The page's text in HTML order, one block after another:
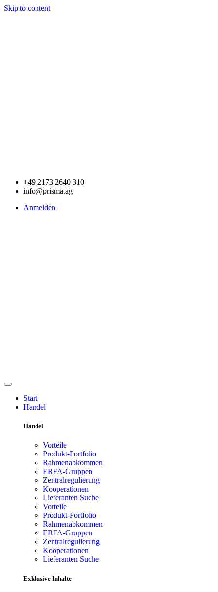
Skip to content
+49 2173 2640 310
info@prisma.ag
Anmelden
Start
Handel
Handel
Vorteile
Produkt-Portfolio
Rahmenabkommen
ERFA-Gruppen
Zentralregulierung
Kooperationen
Lieferanten Suche
Vorteile
Produkt-Portfolio
Rahmenabkommen
ERFA-Gruppen
Zentralregulierung
Kooperationen
Lieferanten Suche
Exklusive Inhalte